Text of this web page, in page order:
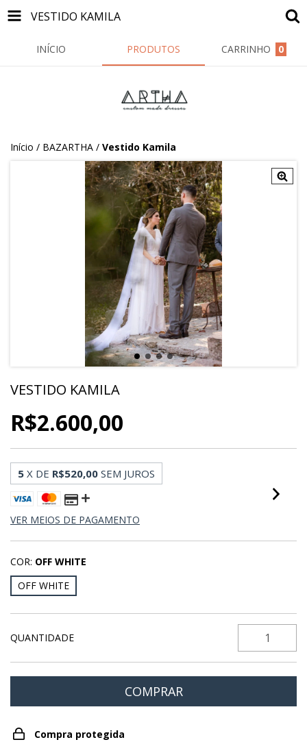
VESTIDO KAMILA
INÍCIO PRODUTOS CARRINHO 0
Início / BAZARTHA / Vestido Kamila
VESTIDO KAMILA
R$2.600,00
5 X DE R$520,00 SEM JUROS
VER MEIOS DE PAGAMENTO
COR: OFF WHITE
OFF WHITE
QUANTIDADE
Compra protegida